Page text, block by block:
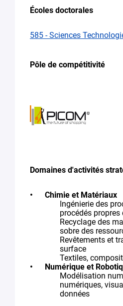
Écoles doctorales
585 - Sciences
Pôle de compétitivité
Domaines d'activités
Chimie et Matériaux
Ingénierie des
procédés
Recyclage des
sobre des
Revêtements et
surface
Textiles,
Numérique et
Modélisation
numériques,
données